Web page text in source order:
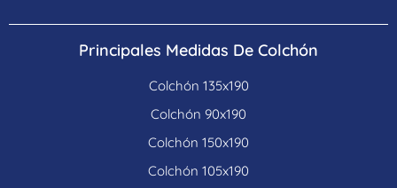
Principales Medidas De Colchón
Colchón 135x190
Colchón 90x190
Colchón 150x190
Colchón 105x190